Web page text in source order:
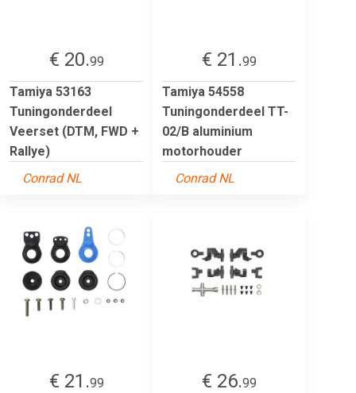
€ 20.99
Tamiya 53163
Tuningonderdeel
Veerset (DTM, FWD +
Rallye)
Conrad NL
€ 21.99
Tamiya 54558
Tuningonderdeel TT-
02/B aluminium
motorhouder
Conrad NL
€ 21.99
€ 26.99